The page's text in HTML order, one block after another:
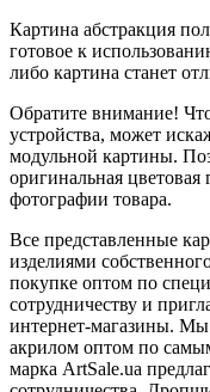
Картина абстракция
готовое к
либо картина станет
Обратите внимание!
устройства, может
модульной картины.
оригинальная цветовая
фотографии товара.
Все представленные
изделиями
покупке оптом по
сотрудничеству и
интернет-магазины.
акрилом оптом по
марка ArtSale.ua